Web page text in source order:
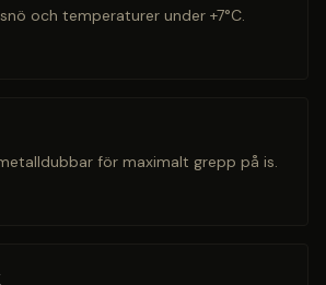
och temperaturer under +7°C.
för maximalt grepp på is.